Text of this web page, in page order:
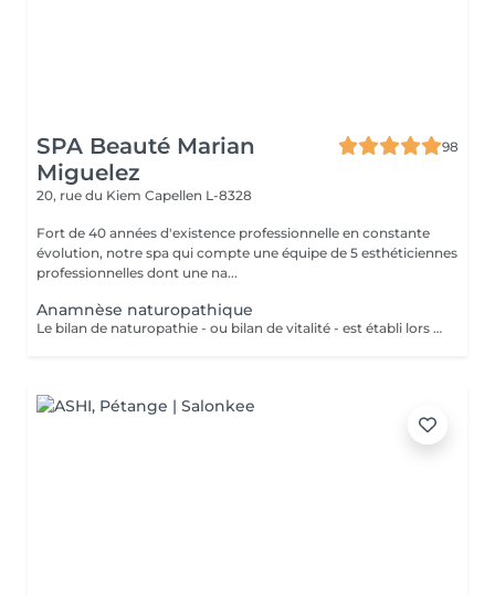
SPA Beauté Marian
Miguelez
98
20, rue du Kiem Capellen L-8328
Fort de 40 années d'existence professionnelle en constante
évolution, notre spa qui compte une équipe de 5 esthéticiennes
professionnelles dont une na...
Anamnèse naturopathique
Le bilan de naturopathie - ou bilan de vitalité - est établi lors de la première rencontre avec Esmeralda, naturopathe diplômée, qui sera en mesure de vous conseiller en: La Bromatologie : rééducation alimentaire Kinésiologie: (exercice physique) être bien dans son corps (diplômée en yoga kundalini et acharya yoga en cours) Psychologie être bien avec soi et les autres (relaxation, gestion du stress..)(redirection vers les praticiens compétents) Hydrologie : utilisation de l'eau froide ou chaude ou en alternance, douche, bain, hamman, sauna, enveloppements(ici à l'institut) Chirologie : les techniques manuelles (massage)(ici à l'institut) La Réflexologie : les techniques reflexes (ciblées sur le pied, oreille, nez et dos (ici, à l'institut) Pneumologie : les techniques respiratoires (inspirées du yoga, pranayama)(ici à l'institut) Phytologie : l'utilisation des plantes (ici à l'institut)